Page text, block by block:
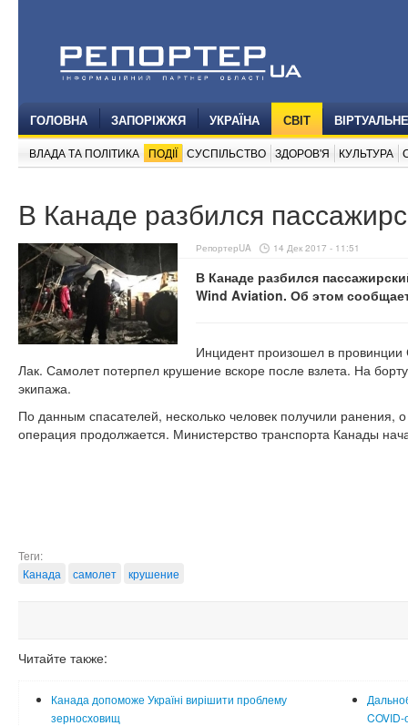
ГОЛОВНА ЗАПОРІЖЖЯ УКРАЇНА СВІТ
ВЛАДА ТА ПОЛІТИКА ПОДІЇ СУСПІЛЬСТВО ЗДОРОВ'Я КУЛЬТУРА
В Канаде разбился
РепортерUA 14 Дек 2017 - 11:51
В Канаде разбился
Wind Aviation. Об этом
Инцидент произошел в
Лак. Самолет потерпел крушение вскоре после взлета. На
экипажа.
По данным спасателей, несколько человек получили ранения,
операция продолжается. Министерство транспорта Канады
Теги:
Канада
самолет крушение
Читайте также:
Канада допоможе Україні вирішити проблему
зерносховищ